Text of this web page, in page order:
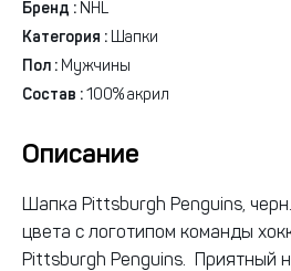
Бренд : NHL
Категория : Шапки
Пол : Мужчины
Состав : 100% акрил
Описание
Шапка Pittsburgh Penguins,
цвета с логотипом команды
Pittsburgh Penguins. Приятный